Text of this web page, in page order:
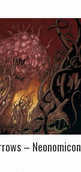
– Neonomicon